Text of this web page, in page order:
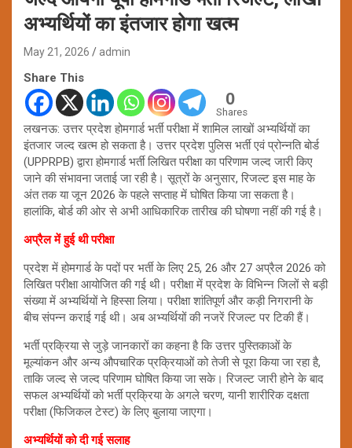
अभ्यर्थियों का इंतजार होगा खत्म
May 21, 2026 admin
Share This
0
Shares
लखनऊ: उत्तर प्रदेश होमगार्ड भर्ती परीक्षा में शामिल लाखों अभ्यर्थियों का
इंतजार जल्द खत्म हो सकता है। उत्तर प्रदेश पुलिस भर्ती एवं प्रोन्नति बोर्ड
(UPPRPB) द्वारा होमगार्ड भर्ती लिखित परीक्षा का परिणाम जल्द जारी किए
जाने की संभावना जताई जा रही है। सूत्रों के अनुसार, रिजल्ट इस माह के
अंत तक या जून 2026 के पहले सप्ताह में घोषित किया जा सकता है।
हालांकि, बोर्ड की ओर से अभी आधिकारिक तारीख की घोषणा नहीं की गई है।
अप्रैल में हुई थी परीक्षा
प्रदेश में होमगार्ड के पदों पर भर्ती के लिए 25, 26 और 27 अप्रैल 2026 को
लिखित परीक्षा आयोजित की गई थी। परीक्षा में प्रदेश के विभिन्न जिलों से बड़ी
संख्या में अभ्यर्थियों ने हिस्सा लिया। परीक्षा शांतिपूर्ण और कड़ी निगरानी के
बीच संपन्न कराई गई थी। अब अभ्यर्थियों की नजरें रिजल्ट पर टिकी हैं।
भर्ती प्रक्रिया से जुड़े जानकारों का कहना है कि उत्तर पुस्तिकाओं के
मूल्यांकन और अन्य औपचारिक प्रक्रियाओं को तेजी से पूरा किया जा रहा है,
ताकि जल्द से जल्द परिणाम घोषित किया जा सके। रिजल्ट जारी होने के बाद
सफल अभ्यर्थियों को भर्ती प्रक्रिया के अगले चरण, यानी शारीरिक दक्षता
परीक्षा (फिजिकल टेस्ट) के लिए बुलाया जाएगा।
अभ्यर्थियों को दी गई सलाह